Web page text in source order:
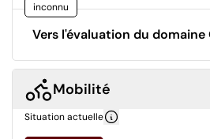
inconnu
Vers l'évaluation du
Mobilité
Situation actuelle